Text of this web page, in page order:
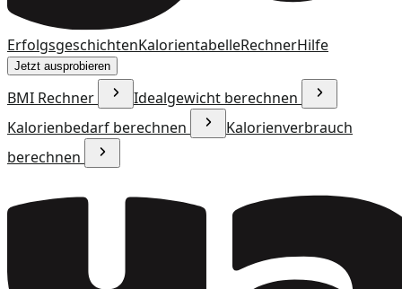
ErfolgsgeschichtenKalorientabelleRechnerHilfe
Jetzt ausprobieren
BMI Rechner
Idealgewicht berechnen
Kalorienbedarf berechnen
Kalorienverbrauch
berechnen